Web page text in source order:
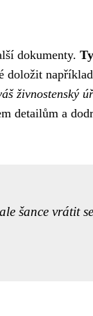
dokumenty.
živnostenský
detailům a
šance vrátit